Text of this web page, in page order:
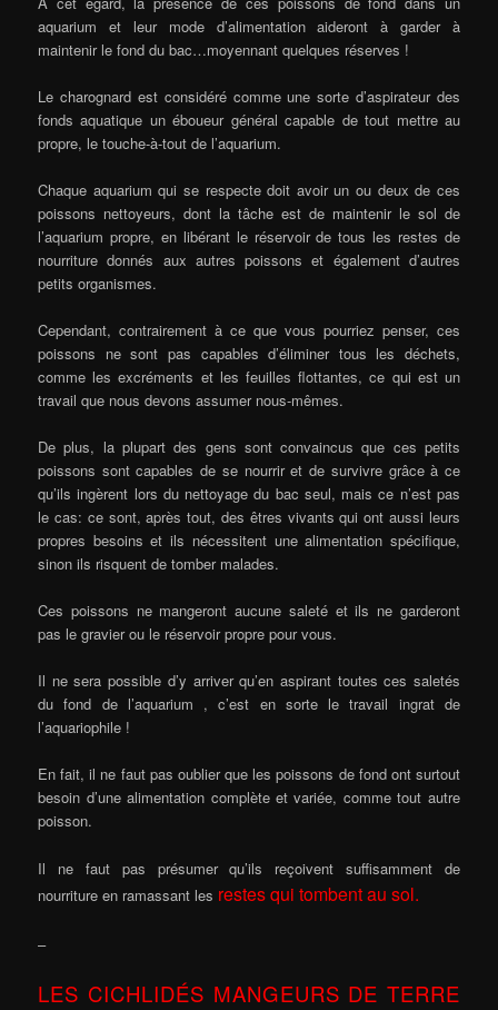
aquarium et leur mode d’alimentation aideront à garder à
maintenir le fond du bac…moyennant quelques réserves !
Le charognard est considéré comme une sorte d’aspirateur des
fonds aquatique un éboueur général capable de tout mettre au
propre, le touche-à-tout de l’aquarium.
Chaque aquarium qui se respecte doit avoir un ou deux de ces
poissons nettoyeurs, dont la tâche est de maintenir le sol de
l’aquarium propre, en libérant le réservoir de tous les restes de
nourriture donnés aux autres poissons et également d’autres
petits organismes.
Cependant, contrairement à ce que vous pourriez penser, ces
poissons ne sont pas capables d’éliminer tous les déchets,
comme les excréments et les feuilles flottantes, ce qui est un
travail que nous devons assumer nous-mêmes.
De plus, la plupart des gens sont convaincus que ces petits
poissons sont capables de se nourrir et de survivre grâce à ce
qu’ils ingèrent lors du nettoyage du bac seul, mais ce n’est pas
le cas: ce sont, après tout, des êtres vivants qui ont aussi leurs
propres besoins et ils nécessitent une alimentation spécifique,
sinon ils risquent de tomber malades.
Ces poissons ne mangeront aucune saleté et ils ne garderont
pas le gravier ou le réservoir propre pour vous.
Il ne sera possible d’y arriver qu’en aspirant toutes ces saletés
du fond de l’aquarium , c’est en sorte le travail ingrat de
l’aquariophile !
En fait, il ne faut pas oublier que les poissons de fond ont surtout
besoin d’une alimentation complète et variée, comme tout autre
poisson.
Il ne faut pas présumer qu’ils reçoivent suffisamment de
nourriture en ramassant les restes qui tombent au sol.
–
LES CICHLIDÉS MANGEURS DE TERRE